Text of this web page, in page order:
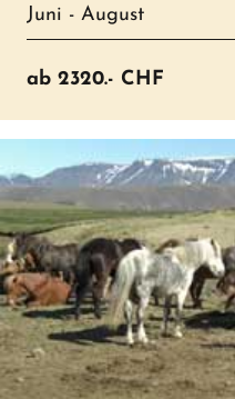
Juni - August
ab 2320.- CHF